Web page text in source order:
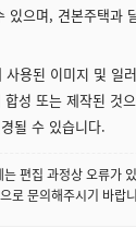
있으며, 견본주택과
용된 이미지 및 일
성 또는 제작된 것
될 수 있습니다.
편집 과정상 오류가
로 문의해주시기 바랍